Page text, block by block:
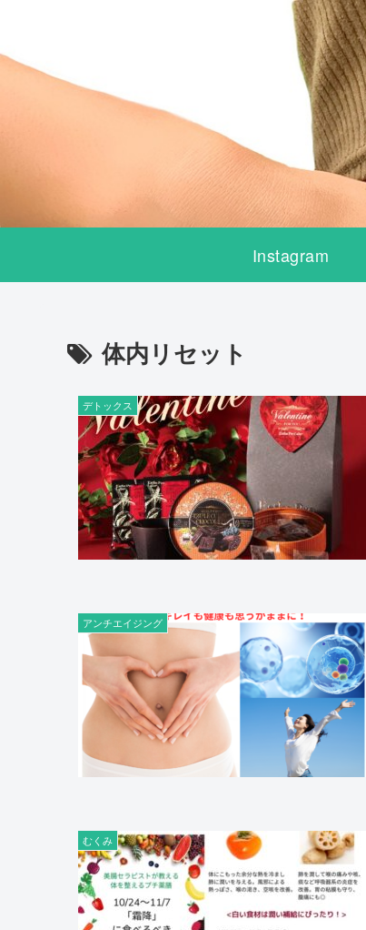
Instagram
体内リセット
デトックス
アンチエイジング
むくみ